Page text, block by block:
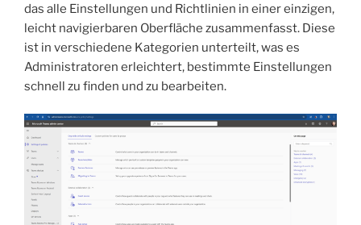
das alle Einstellungen und Richtlinien in einer einzigen,
leicht navigierbaren Oberfläche zusammenfasst. Diese
ist in verschiedene Kategorien unterteilt, was es
Administratoren erleichtert, bestimmte Einstellungen
schnell zu finden und zu bearbeiten.